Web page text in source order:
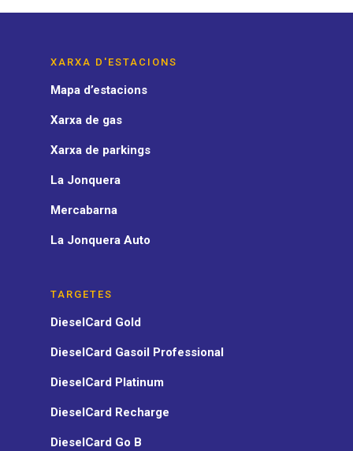
XARXA D'ESTACIONS
Mapa d’estacions
Xarxa de gas
Xarxa de parkings
La Jonquera
Mercabarna
La Jonquera Auto
TARGETES
DieselCard Gold
DieselCard Gasoil Professional
DieselCard Platinum
DieselCard Recharge
DieselCard Go B